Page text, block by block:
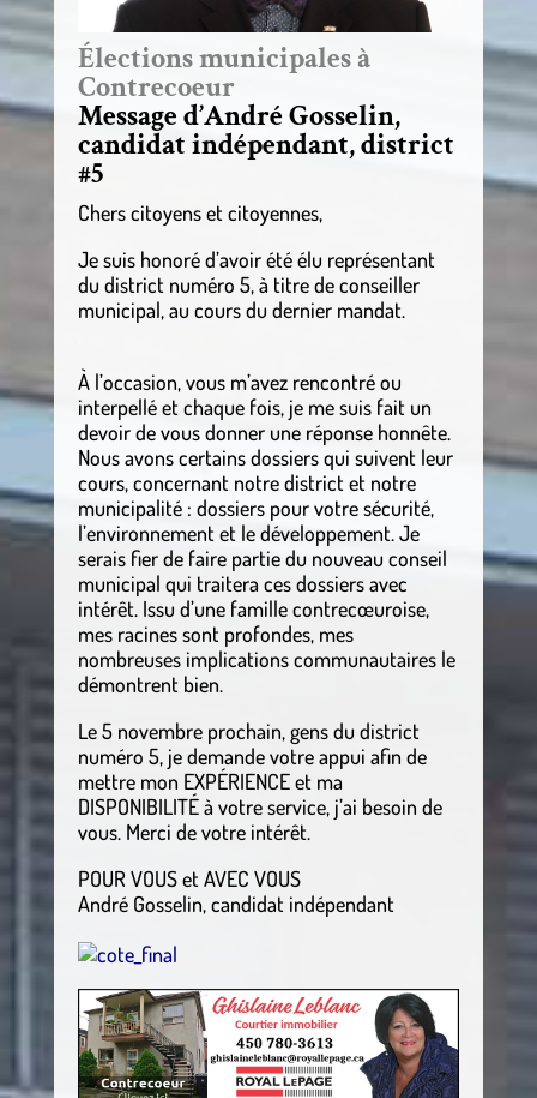
Élections municipales à
Contrecoeur
Message d’André Gosselin,
candidat indépendant, district
#5
Chers citoyens et citoyennes,
Je suis honoré d’avoir été élu représentant
du district numéro 5, à titre de conseiller
municipal, au cours du dernier mandat.
À l’occasion, vous m’avez rencontré ou
interpellé et chaque fois, je me suis fait un
devoir de vous donner une réponse honnête.
Nous avons certains dossiers qui suivent leur
cours, concernant notre district et notre
municipalité : dossiers pour votre sécurité,
l’environnement et le développement. Je
serais fier de faire partie du nouveau conseil
municipal qui traitera ces dossiers avec
intérêt. Issu d’une famille contrecœuroise,
mes racines sont profondes, mes
nombreuses implications communautaires le
démontrent bien.
Le 5 novembre prochain, gens du district
numéro 5, je demande votre appui afin de
mettre mon EXPÉRIENCE et ma
DISPONIBILITÉ à votre service, j’ai besoin de
vous. Merci de votre intérêt.
POUR VOUS et AVEC VOUS
André Gosselin, candidat indépendant